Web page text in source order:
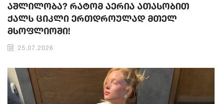
აშლილობა? რატომ აერია ათასობით
ქალს ციკლი ერთდროულად მთელ
მსოფლიოში!
25.07.2026